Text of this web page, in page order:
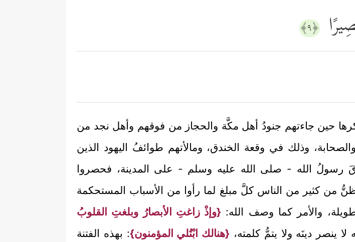
﴿٩﴾
حين جاءتهم جنودُ أهل مكَّة والحجاز من فوقهم وأهل نجد من
وذلك في وقعة الخندق، ومالأتهم طوائفُ اليهود الذين
رسولُ الله - صلى الله عليه وسلم - على المدينة، فحصروا
من كثير من الناس كلَّ مبلغ لما رأوا من الأسباب المستحكمة
والأمر كما وصف الله: {وإذْ زاغتِ الأبصارُ وبلغتِ القلوبُ
ينصر دينَه ولا يتمُّ كلمته، {هنالك ابْتُلي المؤمنون}: بهذه الفتنة